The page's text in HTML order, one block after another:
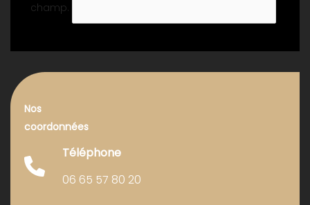
champ.
Nos
coordonnées
Téléphone
06 65 57 80 20